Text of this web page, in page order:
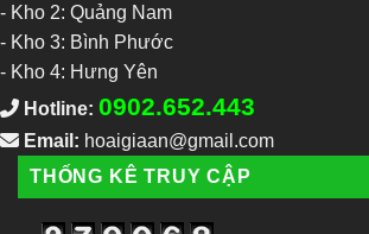
- Kho 2: Quảng Nam
- Kho 3: Bình Phước
- Kho 4: Hưng Yên
Hotline: 0902.652.443
Email: hoaigiaan@gmail.com
THỐNG KÊ TRUY CẬP